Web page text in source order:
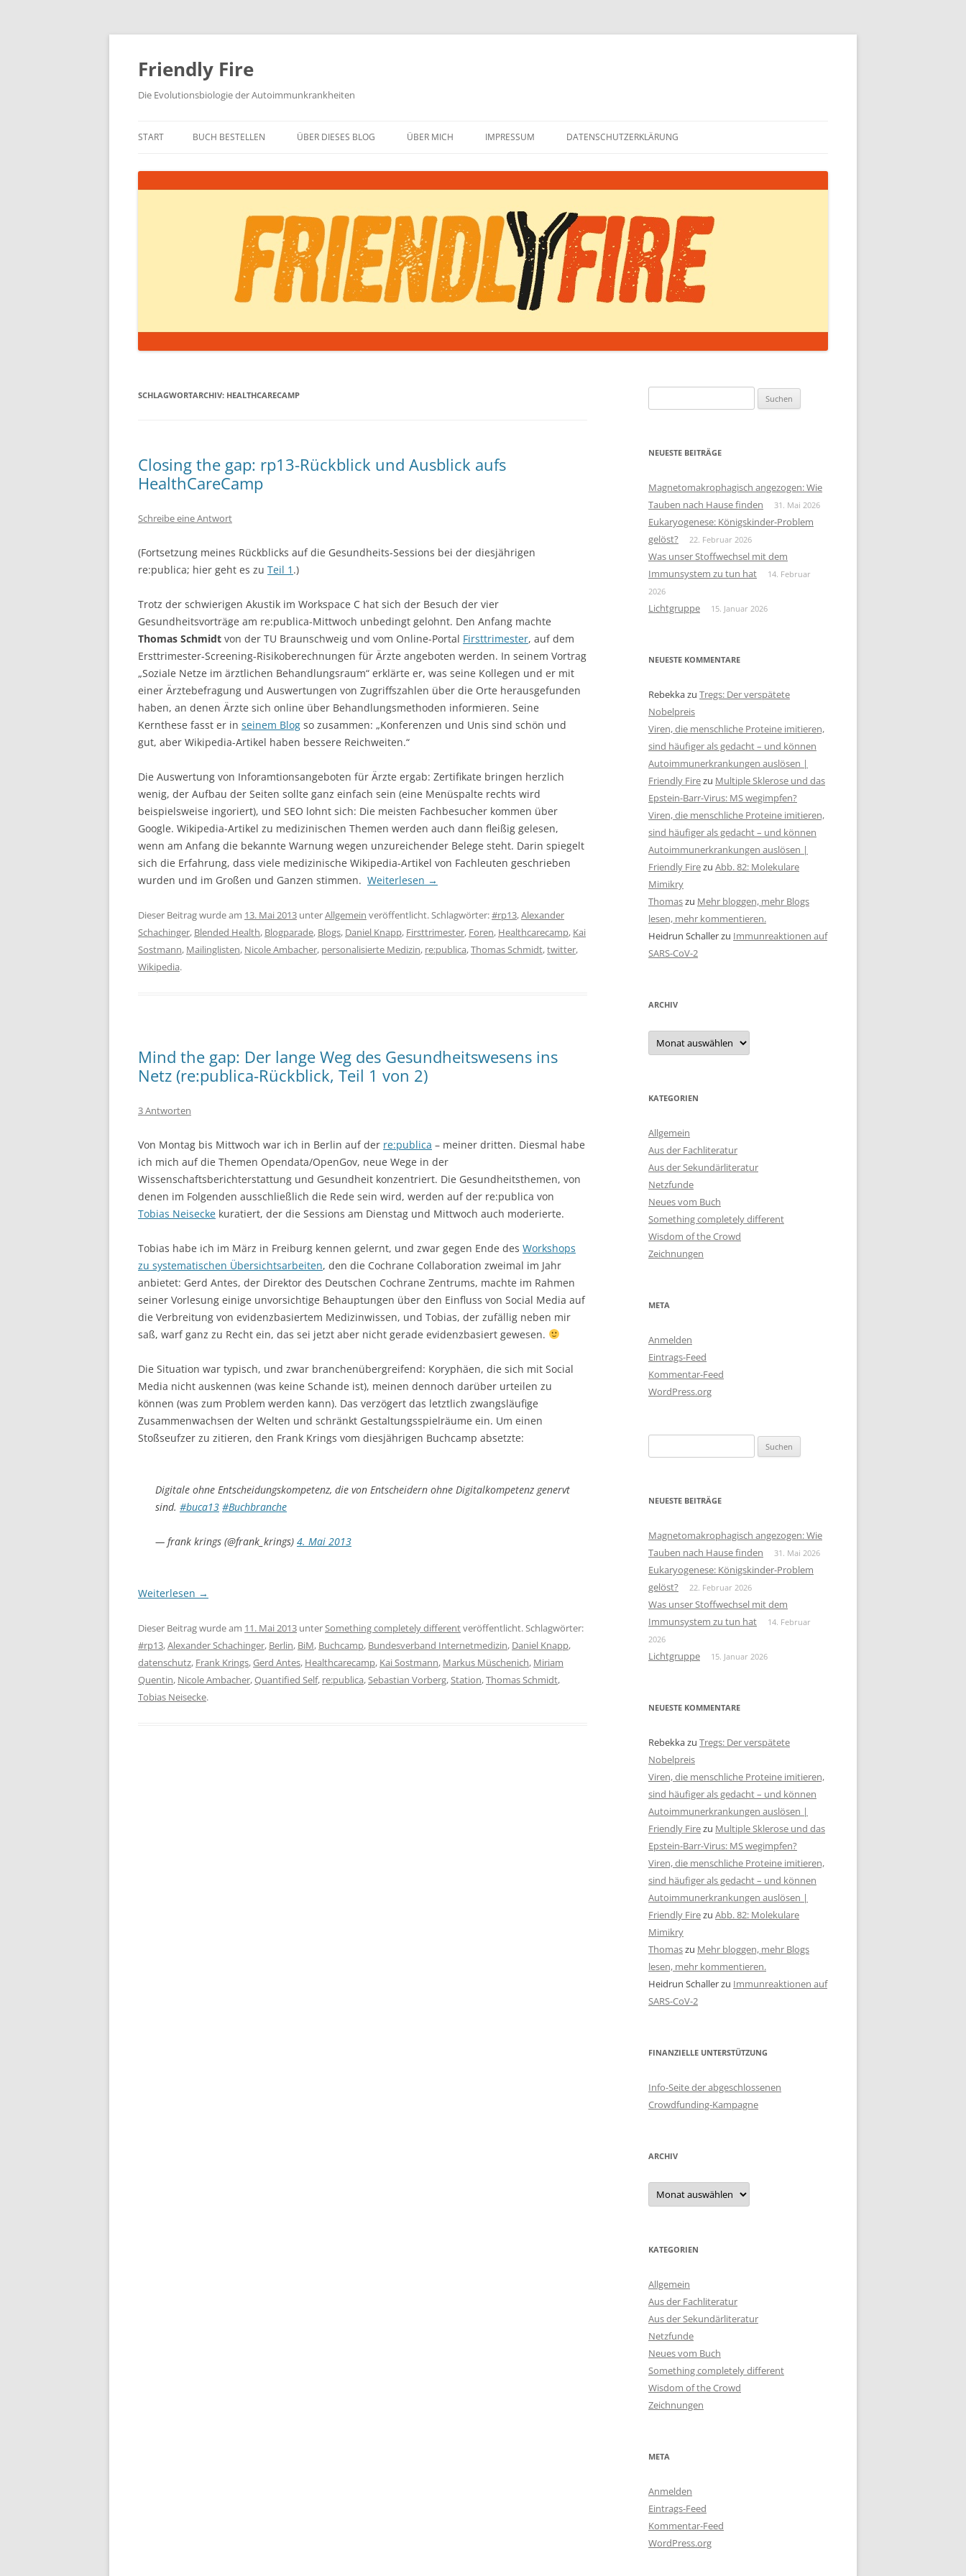
Zum
springen
Friendly Fire
Die Evolutionsbiologie der Autoimmunkrankheiten
START BUCH BESTELLEN ÜBER DIESES BLOG ÜBER MICH IMPRESSUM DATENSCHUTZERKLÄRUNG
SCHLAGWORTARCHIV: HEALTHCARECAMP
Closing the gap: rp13-Rückblick und Ausblick aufs
HealthCareCamp
Schreibe eine Antwort
(Fortsetzung meines Rückblicks auf die Gesundheits-Sessions bei der diesjährigen
re:publica; hier geht es zu Teil 1 .)
Trotz der schwierigen Akustik im Workspace C hat sich der Besuch der vier
Gesundheitsvorträge am re:publica-Mittwoch unbedingt gelohnt. Den Anfang machte
Thomas Schmidt von der TU Braunschweig und vom Online-Portal Firsttrimester, auf dem
Ersttrimester-Screening-Risikoberechnungen für Ärzte angeboten werden. In seinem Vortrag
„Soziale Netze im ärztlichen Behandlungsraum“ erklärte er, was seine Kollegen und er mit
einer Ärztebefragung und Auswertungen von Zugriffszahlen über die Orte herausgefunden
haben, an denen Ärzte sich online über Behandlungsmethoden informieren. Seine
Kernthese fasst er in seinem Blog so zusammen: „Konferenzen und Unis sind schön und
gut, aber Wikipedia-Artikel haben bessere Reichweiten.“
Die Auswertung von Inforamtionsangeboten für Ärzte ergab: Zertifikate bringen herzlich
wenig, der Aufbau der Seiten sollte ganz einfach sein (eine Menüspalte rechts wird
beispielsweise ingoriert), und SEO lohnt sich: Die meisten Fachbesucher kommen über
Google. Wikipedia-Artikel zu medizinischen Themen werden auch dann fleißig gelesen,
wenn am Anfang die bekannte Warnung wegen unzureichender Belege steht. Darin spiegelt
sich die Erfahrung, dass viele medizinische Wikipedia-Artikel von Fachleuten geschrieben
wurden und im Großen und Ganzen stimmen. Weiterlesen →
Dieser Beitrag wurde am 13. Mai 2013 unterAllgemein veröffentlicht. Schlagwörter:#rp13,Alexander
Schachinger, Blended Health, Blogparade, Blogs, Daniel Knapp, Firsttrimester, Foren, Healthcarecamp, Kai
Sostmann, Mailinglisten, Nicole Ambacher, personalisierte Medizin, re:publica,Thomas Schmidt,twitter,
Wikipedia.
Mind the gap: Der lange Weg des Gesundheitswesens ins
Netz (re:publica-Rückblick, Teil 1 von 2)
3 Antworten
Von Montag bis Mittwoch war ich in Berlin auf der re:publica – meiner dritten. Diesmal habe
ich mich auf die Themen Opendata/OpenGov, neue Wege in der
Wissenschaftsberichterstattung und Gesundheit konzentriert. Die Gesundheitsthemen, von
denen im Folgenden ausschließlich die Rede sein wird, werden auf der re:publica von
Tobias Neisecke kuratiert, der die Sessions am Dienstag und Mittwoch auch moderierte.
Tobias habe ich im März in Freiburg kennen gelernt, und zwar gegen Ende des Workshops
zu systematischen Übersichtsarbeiten, den die Cochrane Collaboration zweimal im Jahr
anbietet: Gerd Antes, der Direktor des Deutschen Cochrane Zentrums, machte im Rahmen
seiner Vorlesung einige unvorsichtige Behauptungen über den Einfluss von Social Media auf
die Verbreitung von evidenzbasiertem Medizinwissen, und Tobias, der zufällig neben mir
saß, warf ganz zu Recht ein, das sei jetzt aber nicht gerade evidenzbasiert gewesen.
Die Situation war typisch, und zwar branchenübergreifend: Koryphäen, die sich mit Social
Media nicht auskennen (was keine Schande ist), meinen dennoch darüber urteilen zu
können (was zum Problem werden kann). Das verzögert das letztlich zwangsläufige
Zusammenwachsen der Welten und schränkt Gestaltungsspielräume ein. Um einen
Stoßseufzer zu zitieren, den Frank Krings vom diesjährigen Buchcamp absetzte:
Digitale ohne Entscheidungskompetenz, die von Entscheidern ohne Digitalkompetenz genervt
sind. #buca13 #Buchbranche
— frank krings (@frank_krings) 4. Mai 2013
Weiterlesen →
Dieser Beitrag wurde am 11. Mai 2013 unterSomething completely differentveröffentlicht. Schlagwörter:
#rp13,Alexander Schachinger, Berlin, BiM, Buchcamp, Bundesverband Internetmedizin, Daniel Knapp,
datenschutz, Frank Krings,Gerd Antes, Healthcarecamp, Kai Sostmann, Markus Müschenich, Miriam
Quentin, Nicole Ambacher,Quantified Self, re:publica,Sebastian Vorberg,Station,Thomas Schmidt,
Tobias Neisecke.
nach:
NEUESTE BEITRÄGE
Magnetomakrophagisch angezogen: Wie
Tauben nach Hause finden
31. Mai 2026
Eukaryogenese: Königskinder-Problem
gelöst?
22. Februar 2026
Was unser Stoffwechsel mit dem
Immunsystem zu tun hat
14. Februar
2026
Lichtgruppe 15. Januar 2026
NEUESTE KOMMENTARE
Rebekkazu Tregs: Der verspätete
Nobelpreis
Viren, die menschliche Proteine imitieren,
sind häufiger als gedacht – und können
Autoimmunerkrankungen auslösen |
Friendly Firezu Multiple Sklerose und das
Epstein-Barr-Virus: MS wegimpfen?
Viren, die menschliche Proteine imitieren,
sind häufiger als gedacht – und können
Autoimmunerkrankungen auslösen |
Friendly Firezu Abb. 82: Molekulare
Mimikry
Thomaszu Mehr bloggen, mehr Blogs
lesen, mehr kommentieren.
Heidrun Schallerzu Immunreaktionen auf
SARS-CoV-2
ARCHIV
Archiv
KATEGORIEN
Allgemein
Aus der Fachliteratur
Aus der Sekundärliteratur
Netzfunde
Neues vom Buch
Something completely different
Wisdom of the Crowd
Zeichnungen
META
Anmelden
Eintrags-Feed
Kommentar-Feed
WordPress.org
nach:
NEUESTE BEITRÄGE
Magnetomakrophagisch angezogen: Wie
Tauben nach Hause finden
31. Mai 2026
Eukaryogenese: Königskinder-Problem
gelöst?
22. Februar 2026
Was unser Stoffwechsel mit dem
Immunsystem zu tun hat
14. Februar
2026
Lichtgruppe 15. Januar 2026
NEUESTE KOMMENTARE
Rebekkazu Tregs: Der verspätete
Nobelpreis
Viren, die menschliche Proteine imitieren,
sind häufiger als gedacht – und können
Autoimmunerkrankungen auslösen |
Friendly Firezu Multiple Sklerose und das
Epstein-Barr-Virus: MS wegimpfen?
Viren, die menschliche Proteine imitieren,
sind häufiger als gedacht – und können
Autoimmunerkrankungen auslösen |
Friendly Firezu Abb. 82: Molekulare
Mimikry
Thomaszu Mehr bloggen, mehr Blogs
lesen, mehr kommentieren.
Heidrun Schallerzu Immunreaktionen auf
SARS-CoV-2
FINANZIELLE UNTERSTÜTZUNG
Info-Seite der abgeschlossenen
Crowdfunding-Kampagne
ARCHIV
Archiv
KATEGORIEN
Allgemein
Aus der Fachliteratur
Aus der Sekundärliteratur
Netzfunde
Neues vom Buch
Something completely different
Wisdom of the Crowd
Zeichnungen
META
Anmelden
Eintrags-Feed
Kommentar-Feed
WordPress.org